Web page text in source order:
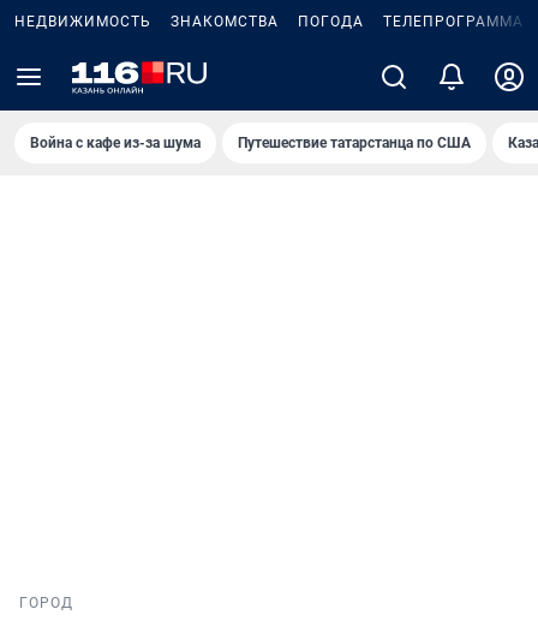
НЕДВИЖИМОСТЬ ЗНАКОМСТВА ПОГОДА ТЕЛЕПРОГРАММА
Война с кафе из-за шума Путешествие татарстанца по США
ГОРОД